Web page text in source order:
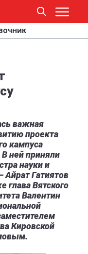
важная
проекта
кампуса
ней приняли
науки и
Гатиятов
глава Вятского
Валентин
Кировской